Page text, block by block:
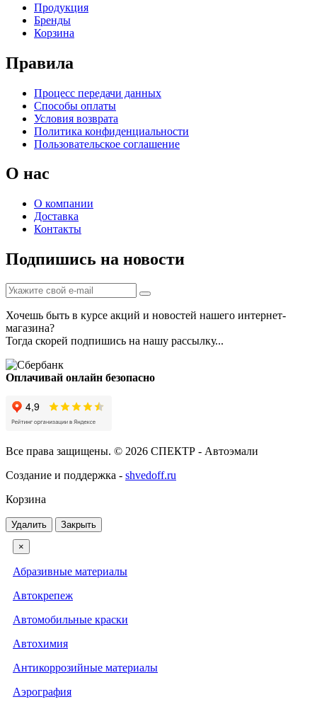
Продукция
Бренды
Корзина
Правила
Процесс передачи данных
Способы оплаты
Условия возврата
Политика конфиденциальности
Пользовательское соглашение
О нас
О компании
Доставка
Контакты
Подпишись на новости
Хочешь быть в курсе акций и новостей нашего интернет-
магазина?
Тогда скорей подпишись на нашу рассылку...
Оплачивай онлайн безопасно
Все права защищены. © 2026 СПЕКТР - Автоэмали
Создание и поддержка - shvedoff.ru
Корзина
Удалить Закрыть
×
Абразивные материалы
Автокрепеж
Автомобильные краски
Автохимия
Антикоррозийные материалы
Аэрография